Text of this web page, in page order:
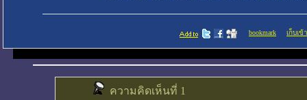
bookmark เก็บเข้
ความคิดเห็นที่ 1